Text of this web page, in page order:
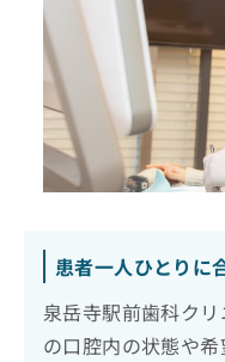
患者一人ひとりに
泉岳寺駅前歯科ク
の口腔内の状態や